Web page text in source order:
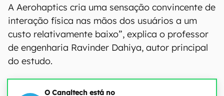
A Aerohaptics cria uma sensação convincente de
interação física nas mãos dos usuários a um
custo relativamente baixo”, explica o professor
de engenharia Ravinder Dahiya, autor principal
do estudo.
O Canaltech está no